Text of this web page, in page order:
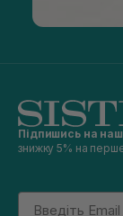
Підпишись на
знижку 5% на
Email